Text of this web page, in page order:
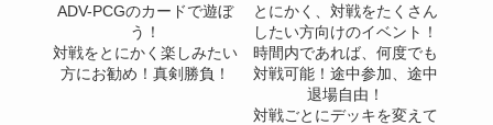
ADV-PCGのカードで遊ぼ
う！
対戦をとにかく楽しみたい
方にお勧め！真剣勝負！
とにかく、対戦をたくさん
したい方向けのイベント！
時間内であれば、何度でも
対戦可能！途中参加、途中
退場自由！
対戦ごとにデッキを変えて